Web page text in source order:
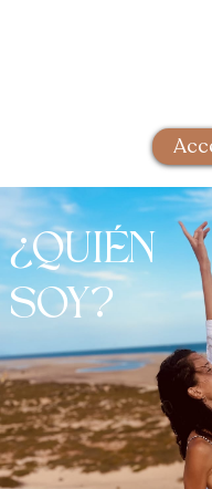
¿QUIÉN
SOY?